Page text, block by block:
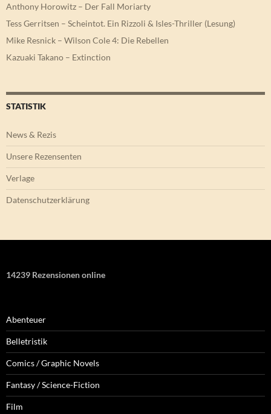
Anthony Horowitz – Der Fall Moriarty
Tess Gerritsen – Scheintot. Ein Rizzoli & Isles-Thriller (Lesung)
Mike Resnick – Wilson Cole 4: Die Rebellen
Kazuaki Takano – Extinction
STATISTIK
News & Rezis
Unsere Rezensenten
Verlage
Datenschutzerklärung
14239 Rezensionen online
Abenteuer
Belletristik
Comics / Graphic Novels
Fantasy / Science-Fiction
Film